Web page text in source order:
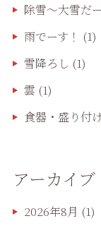
除雪〜大雪だ
雨でーす！ (1)
雪降ろし (1)
雲 (1)
食器・盛り付
アーカイブ
2026年8月 (1)